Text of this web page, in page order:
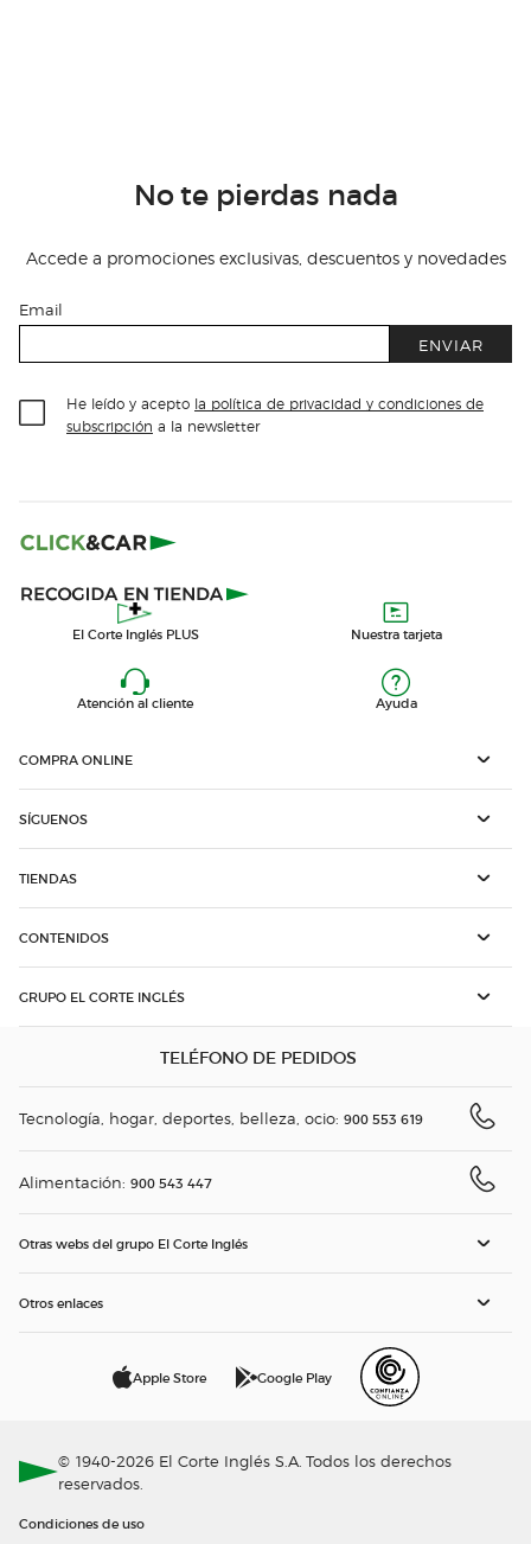
No te pierdas nada
Accede a promociones exclusivas, descuentos y novedades
Email
ENVIAR
He leído y acepto la política de privacidad y condiciones de
subscripción a la newsletter
El Corte Inglés PLUS Nuestra tarjeta
Atención al cliente Ayuda
COMPRA ONLINE
SÍGUENOS
TIENDAS
CONTENIDOS
GRUPO EL CORTE INGLÉS
TELÉFONO DE PEDIDOS
Tecnología, hogar, deportes, belleza, ocio: 900 553 619
Alimentación: 900 543 447
Otras webs del grupo El Corte Inglés
Otros enlaces
Apple Store Google Play
© 1940-2026 El Corte Inglés S.A. Todos los derechos
reservados.
Condiciones de uso